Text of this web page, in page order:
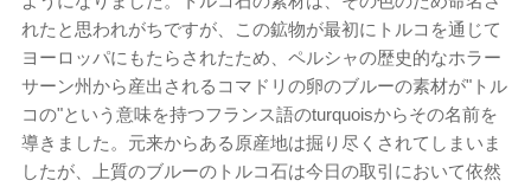
れたと思われがちですが、この鉱物が最初にトルコを通じて
ヨーロッパにもたらされたため、ペルシャの歴史的なホラー
サーン州から産出されるコマドリの卵のブルーの素材が"トル
コの"という意味を持つフランス語のturquoisからその名前を
導きました。元来からある原産地は掘り尽くされてしまいま
したが、上質のブルーのトルコ石は今日の取引において依然